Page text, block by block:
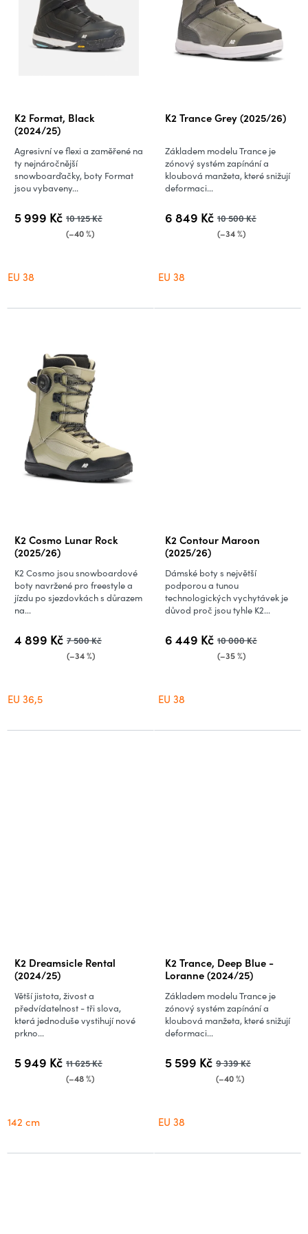
ůK2 Format, Black
(2024/25)
5 999 Kč 10 125 Kč
(–40 %)
Agresivní ve flexi a zaměřené na
ty nejnáročnější
snowboarďačky, boty Format
jsou vybaveny...
EU 38
K2 Trance Grey (2025/26)
6 849 Kč 10 500 Kč
(–34 %)
Základem modelu Trance je
zónový systém zapínání a
kloubová manžeta, které snižují
deformaci...
EU 38
K2 Cosmo Lunar Rock
(2025/26)
4 899 Kč 7 500 Kč
(–34 %)
K2 Cosmo jsou snowboardové
boty navržené pro freestyle a
jízdu po sjezdovkách s důrazem
na...
EU 36,5
K2 Contour Maroon
(2025/26)
6 449 Kč 10 000 Kč
(–35 %)
Dámské boty s největší
podporou a tunou
technologických vychytávek je
důvod proč jsou tyhle K2...
EU 38
K2 Dreamsicle Rental
(2024/25)
5 949 Kč 11 625 Kč
(–48 %)
Větší jistota, živost a
předvídatelnost - tři slova,
která jednoduše vystihují nové
prkno...
142 cm
K2 Trance, Deep Blue -
Loranne (2024/25)
5 599 Kč 9 339 Kč
(–40 %)
Základem modelu Trance je
zónový systém zapínání a
kloubová manžeta, které snižují
deformaci...
EU 38